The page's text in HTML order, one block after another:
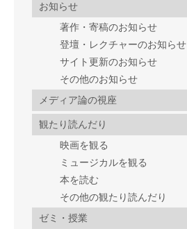
お知らせ
著作・寄稿のお知らせ
登壇・レクチャーのお知らせ
サイト更新のお知らせ
その他のお知らせ
メディア論の視座
観たり読んだり
映画を観る
ミュージカルを観る
本を読む
その他の観たり読んだり
ゼミ・授業